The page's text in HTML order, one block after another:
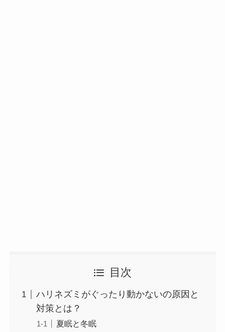
目次
ハリネズミがぐったり動かないの原因と
対策とは？
夏眠と冬眠